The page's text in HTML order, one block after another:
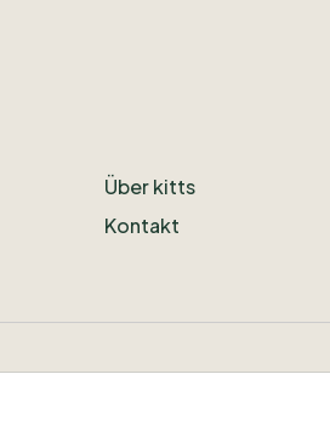
Über kitts
Kontakt